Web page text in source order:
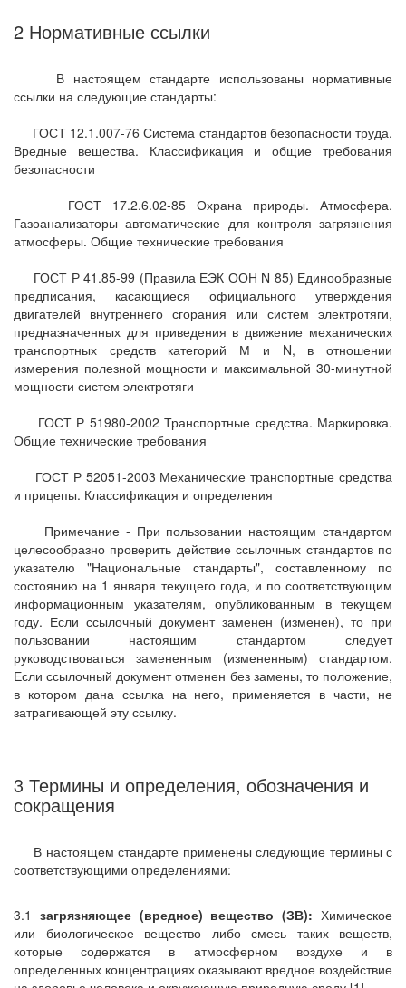
2 Нормативные ссылки
В настоящем стандарте использованы нормативные
ссылки на следующие стандарты:
ГОСТ 12.1.007-76 Система стандартов безопасности труда.
Вредные вещества. Классификация и общие требования
безопасности
ГОСТ 17.2.6.02-85 Охрана природы. Атмосфера.
Газоанализаторы автоматические для контроля загрязнения
атмосферы. Общие технические требования
ГОСТ Р 41.85-99 (Правила ЕЭК ООН N 85) Единообразные
предписания, касающиеся официального утверждения
двигателей внутреннего сгорания или систем электротяги,
предназначенных для приведения в движение механических
транспортных средств категорий М и N, в отношении
измерения полезной мощности и максимальной 30-минутной
мощности систем электротяги
ГОСТ Р 51980-2002 Транспортные средства. Маркировка.
Общие технические требования
ГОСТ Р 52051-2003 Механические транспортные средства
и прицепы. Классификация и определения
Примечание - При пользовании настоящим стандартом
целесообразно проверить действие ссылочных стандартов по
указателю "Национальные стандарты", составленному по
состоянию на 1 января текущего года, и по соответствующим
информационным указателям, опубликованным в текущем
году. Если ссылочный документ заменен (изменен), то при
пользовании настоящим стандартом следует
руководствоваться замененным (измененным) стандартом.
Если ссылочный документ отменен без замены, то положение,
в котором дана ссылка на него, применяется в части, не
затрагивающей эту ссылку.
3 Термины и определения, обозначения и
сокращения
В настоящем стандарте применены следующие термины с
соответствующими определениями:
3.1 загрязняющее (вредное) вещество (ЗВ): Химическое
или биологическое вещество либо смесь таких веществ,
которые содержатся в атмосферном воздухе и в
определенных концентрациях оказывают вредное воздействие